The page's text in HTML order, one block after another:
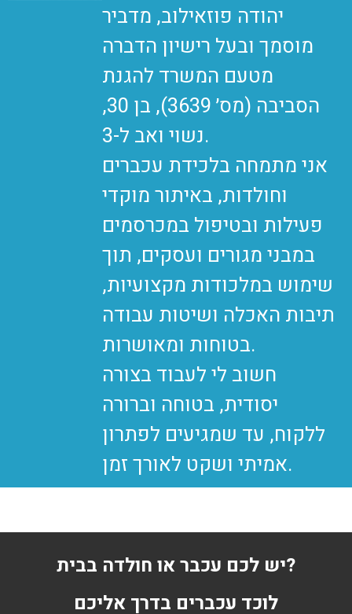
יהודה פוזאילוב, מדביר
מוסמך ובעל רישיון הדברה
מטעם המשרד להגנת
הסביבה (מס׳ 3639), בן 30,
נשוי ואב ל-3.
אני מתמחה בלכידת עכברים
וחולדות, באיתור מוקדי
פעילות ובטיפול במכרסמים
במבני מגורים ועסקים, תוך
שימוש במלכודות מקצועיות,
תיבות האכלה ושיטות עבודה
בטוחות ומאושרות.
חשוב לי לעבוד בצורה
יסודית, בטוחה וברורה
ללקוח, עד שמגיעים לפתרון
יש לכם עכבר או חולדה בבית?
לוכד עכברים בדרך אליכם